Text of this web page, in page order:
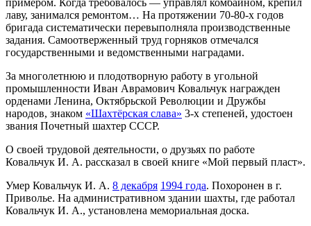
лаву, занимался ремонтом… На протяжении 70-80-х годов
бригада систематически перевыполняла производственные
задания. Самоотверженный труд горняков отмечался
государственными и ведомственными наградами.
За многолетнюю и плодотворную работу в угольной
промышленности Иван Аврамович Ковальчук награжден
орденами Ленина, Октябрьской Революции и Дружбы
народов, знаком «Шахтёрская слава» 3-х степеней, удостоен
звания Почетный шахтер СССР.
О своей трудовой деятельности, о друзьях по работе
Ковальчук И. А. рассказал в своей книге «Мой первый пласт».
Умер Ковальчук И. А. 8 декабря 1994 года. Похоронен в г.
Приволье. На административном здании шахты, где работал
Ковальчук И. А., установлена мемориальная доска.